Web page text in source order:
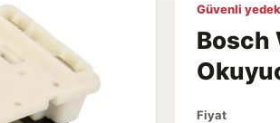
Güvenli
Bosch
Fiyat